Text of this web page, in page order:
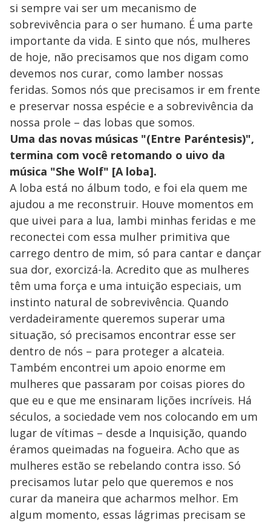
si sempre vai ser um mecanismo de
sobrevivência para o ser humano. É uma parte
importante da vida. E sinto que nós, mulheres
de hoje, não precisamos que nos digam como
devemos nos curar, como lamber nossas
feridas. Somos nós que precisamos ir em frente
e preservar nossa espécie e a sobrevivência da
nossa prole – das lobas que somos.
Uma das novas músicas "(Entre Paréntesis)",
termina com você retomando o uivo da
música "She Wolf" [A loba].
A loba está no álbum todo, e foi ela quem me
ajudou a me reconstruir. Houve momentos em
que uivei para a lua, lambi minhas feridas e me
reconectei com essa mulher primitiva que
carrego dentro de mim, só para cantar e dançar
sua dor, exorcizá-la. Acredito que as mulheres
têm uma força e uma intuição especiais, um
instinto natural de sobrevivência. Quando
verdadeiramente queremos superar uma
situação, só precisamos encontrar esse ser
dentro de nós – para proteger a alcateia.
Também encontrei um apoio enorme em
mulheres que passaram por coisas piores do
que eu e que me ensinaram lições incríveis. Há
séculos, a sociedade vem nos colocando em um
lugar de vítimas – desde a Inquisição, quando
éramos queimadas na fogueira. Acho que as
mulheres estão se rebelando contra isso. Só
precisamos lutar pelo que queremos e nos
curar da maneira que acharmos melhor. Em
algum momento, essas lágrimas precisam se